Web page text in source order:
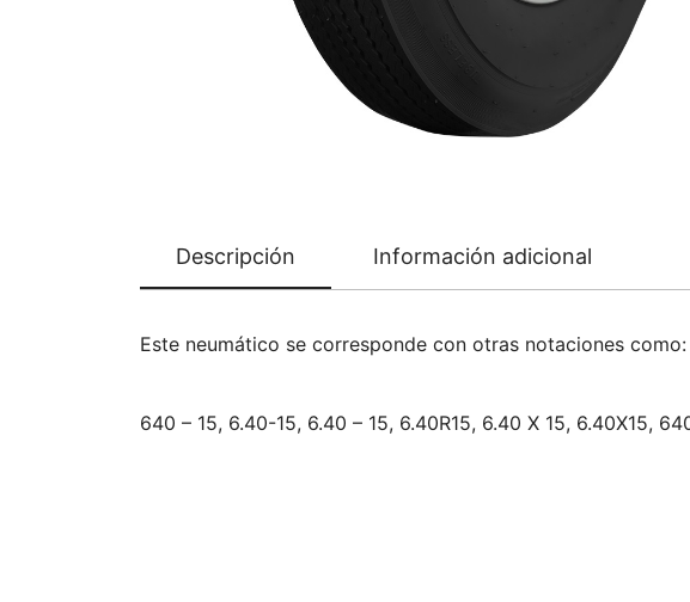
Descripción Información adicional
Este neumático se corresponde con otras notaciones como:
640 – 15, 6.40-15, 6.40 – 15, 6.40R15, 6.40 X 15, 6.40X15,